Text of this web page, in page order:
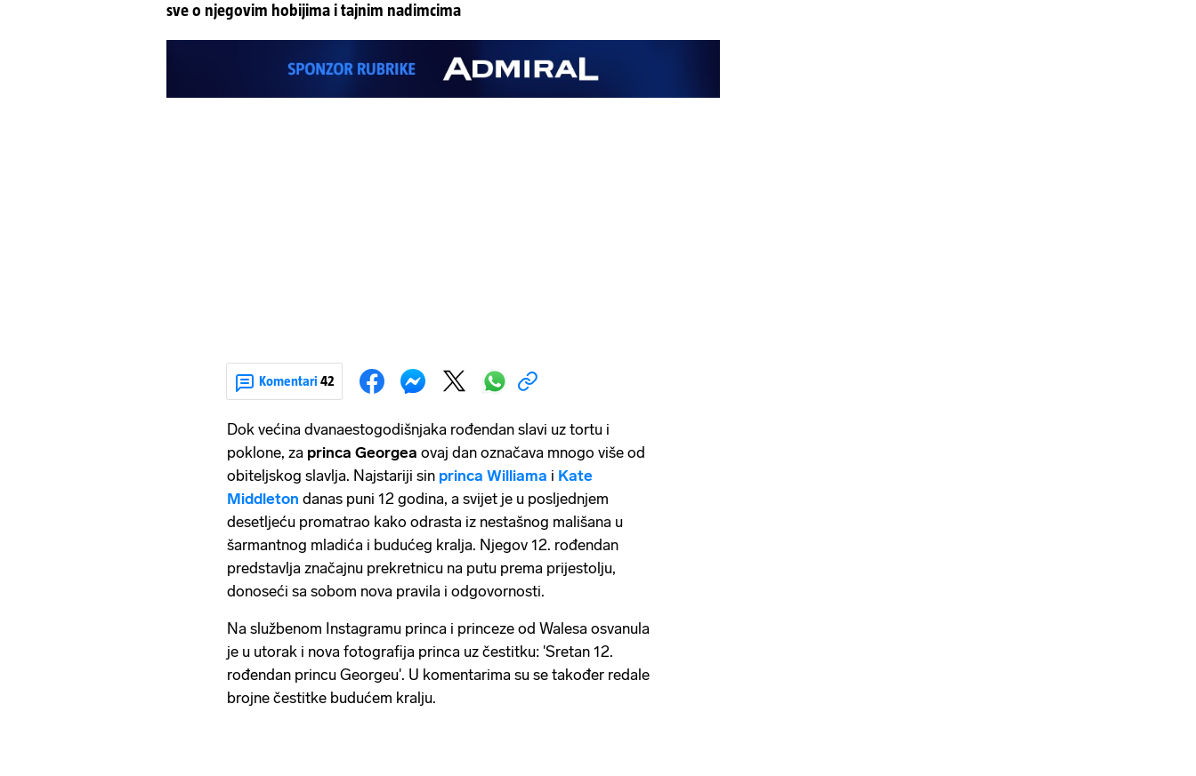
sve o njegovim hobijima i tajnim nadimcima
Komentari 42
Dok većina dvanaestogodišnjaka rođendan slavi uz tortu i
poklone, za princa Georgea ovaj dan označava mnogo više od
obiteljskog slavlja. Najstariji sin princa Williama i Kate
Middleton danas puni 12 godina, a svijet je u posljednjem
desetljeću promatrao kako odrasta iz nestašnog mališana u
šarmantnog mladića i budućeg kralja. Njegov 12. rođendan
predstavlja značajnu prekretnicu na putu prema prijestolju,
donoseći sa sobom nova pravila i odgovornosti.
Na službenom Instagramu princa i princeze od Walesa osvanula
je u utorak i nova fotografija princa uz čestitku: 'Sretan 12.
rođendan princu Georgeu'. U komentarima su se također redale
brojne čestitke budućem kralju.